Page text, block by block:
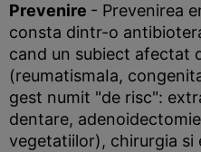
Prevenire - Prevenirea
consta dintr-o
cand un subiect afectat
(reumatismaIa,
gest numit "de risc":
dentare,
vegetatiilor), chirurgia si